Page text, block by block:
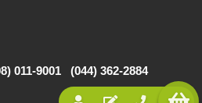
011-9001 (044) 362-2884